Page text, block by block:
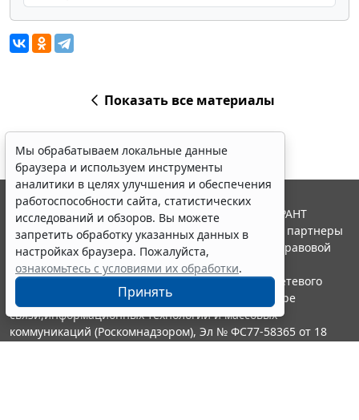
Показать все материалы
Мы обрабатываем локальные данные
браузера и используем инструменты
аналитики в целях улучшения и обеспечения
работоспособности сайта, статистических
исследований и обзоров. Вы можете
запретить обработку указанных данных в
настройках браузера. Пожалуйста,
ознакомьтесь с условиями их обработки.
Принять
© ООО "НПП "ГАРАНТ-СЕРВИС", 2026. Система ГАРАНТ
выпускается с 1990 года. Компания "Гарант" и ее партнеры
являются участниками Российской ассоциации правовой
информации ГАРАНТ.
Портал ГАРАНТ.РУ зарегистрирован в качестве сетевого
издания Федеральной службой по надзору в сфере
связи,информационных технологий и массовых
коммуникаций (Роскомнадзором), Эл № ФС77-58365 от 18